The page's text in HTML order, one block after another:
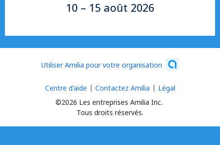
10 – 15 août 2026
Utiliser Amilia pour votre organisation
©2026 Les entreprises Amilia Inc.
Tous droits réservés.
Centre d'aide Contactez Amilia Légal